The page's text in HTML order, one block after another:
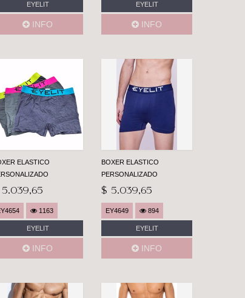
EYELIT
INFO
EYELIT
INFO
ELASTICO
1163
EYELIT
INFO
BOXER ELASTICO
PERSONALIZADO
$ 5.039,65
EY4649 894
EYELIT
INFO